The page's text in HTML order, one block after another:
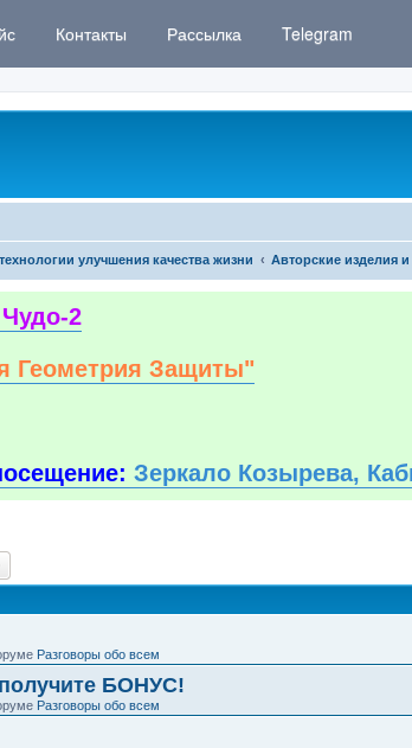
Контакты Рассылка Telegram
улучшения качества жизни Авторские изделия
2
Геометрия Защиты"
Зеркало Козырева,
Разговоры обо всем
БОНУС!
Разговоры обо всем